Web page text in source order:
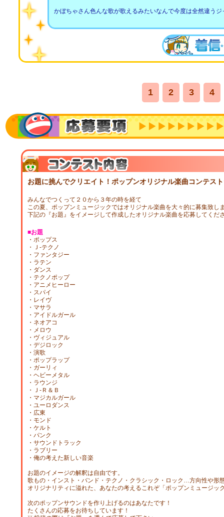
かぼちゃさん色んな歌が歌えるみたいなんで今度は全然違う
1 2 3 4
お題に挑んでクリエイト！ポップンオリジナル楽曲コンテス
みんなでつくって２０から３年の時を経て
この夏、ポップンミュージックではオリジナル楽曲を大々的に募集致し
下記の『お題』をイメージして作成したオリジナル楽曲を応募してくだ
■お題
・ポップス
・Ｊ‐テクノ
・ファンタジー
・ラテン
・ダンス
・テクノポップ
・アニメヒーロー
・スパイ
・レイヴ
・マサラ
・アイドルガール
・ネオアコ
・メロウ
・ヴィジュアル
・デジロック
・演歌
・ポップラップ
・ガーリィ
・ヘビーメタル
・ラウンジ
・Ｊ‐Ｒ＆Ｂ
・マジカルガール
・ユーロダンス
・広東
・モンド
・ケルト
・パンク
・サウンドトラック
・ラブリー
・俺の考えた新しい音楽
お題のイメージの解釈は自由です。
歌もの・インスト・バンド・テクノ・クラシック・ロック…方向性や形
オリジナリティに溢れた、あなたの考えるこれぞ「ポップンミュージッ
次のポップンサウンドを作り上げるのはあなたです！
たくさんの応募をお待ちしています！